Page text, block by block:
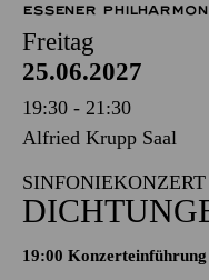
ESSENER
Freitag
25.06.2027
19:30 - 21:30
Alfried Krupp Saal
19:00 Konzerteinführung